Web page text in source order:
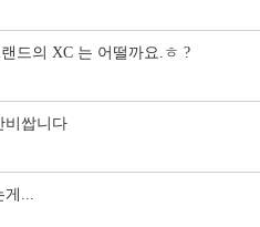
드의 XC 는 어떨까요.ㅎ ?
비쌉니다
게...